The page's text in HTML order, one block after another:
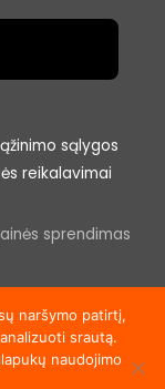
sąlygos
reikalavimai
sprendimas
naršymo patirtį,
srautą.
naudojimo